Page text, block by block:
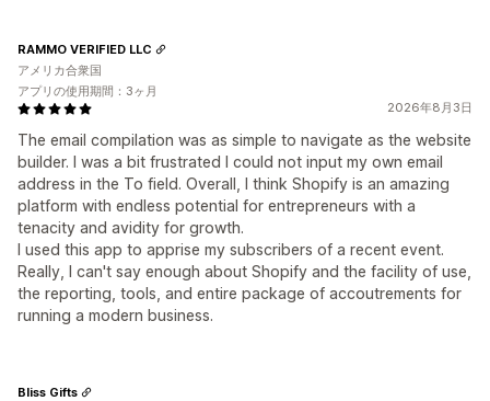
2026年8月3日
The email compilation was as simple to navigate as the website
builder. I was a bit frustrated I could not input my own email
address in the To field. Overall, I think Shopify is an amazing
platform with endless potential for entrepreneurs with a
tenacity and avidity for growth.
I used this app to apprise my subscribers of a recent event.
Really, I can't say enough about Shopify and the facility of use,
the reporting, tools, and entire package of accoutrements for
running a modern business.
RAMMO VERIFIED LLC
アメリカ合衆国
アプリの使用期間：3ヶ月
Bliss Gifts